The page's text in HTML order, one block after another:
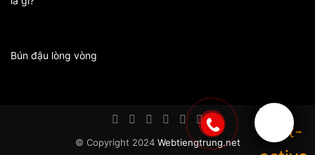
Bún đậu lòng vòng
© Copyright 2024 Webtiengtrung.net